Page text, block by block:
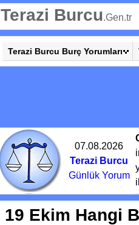
Terazi Burcu.Gen.tr
Terazi Burcu Burç Yorumları
07.08.2026
Terazi Burcu
Günlük Yorum
19 Ekim Hangi